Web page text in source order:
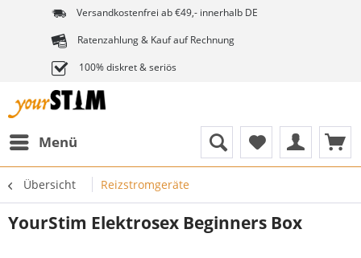
Versandkostenfrei ab €49,- innerhalb DE
Ratenzahlung & Kauf auf Rechnung
100% diskret & seriös
Menü
Übersicht Reizstromgeräte
YourStim Elektrosex Beginners Box